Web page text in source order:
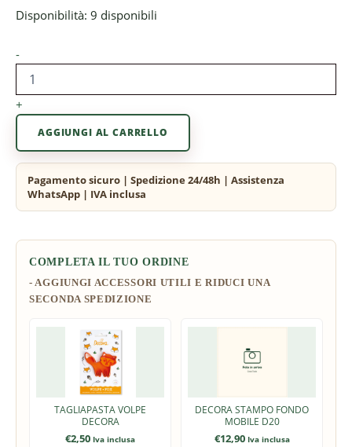
Disponibilità: 9 disponibili
-
+
AGGIUNGI AL CARRELLO
COMPLETA IL TUO ORDINE
TAGLIAPASTA VOLPE
DECORA
€2,50 Iva inclusa
DECORA STAMPO FONDO
MOBILE D20
€12,90 Iva inclusa